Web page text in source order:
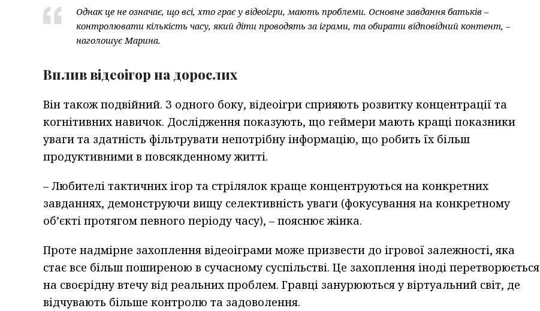
Однак це не означає, що всі, хто грає у відеоігри, мають проблеми. Основне завдання батьків –
контролювати кількість часу, який діти проводять за іграми, та обирати відповідний контент, –
наголошує Марина.
Вплив відеоігор на дорослих
Він також подвійний. З одного боку, відеоігри сприяють розвитку концентрації та
когнітивних навичок. Дослідження показують, що геймери мають кращі показники
уваги та здатність фільтрувати непотрібну інформацію, що робить їх більш
продуктивними в повсякденному житті.
– Любителі тактичних ігор та стрілялок краще концентруються на конкретних
завданнях, демонструючи вищу селективність уваги (фокусування на конкретному
об’єкті протягом певного періоду часу), – пояснює жінка.
Проте надмірне захоплення відеоіграми може призвести до ігрової залежності, яка
стає все більш поширеною в сучасному суспільстві. Це захоплення іноді перетворюється
на своєрідну втечу від реальних проблем. Гравці занурюються у віртуальний світ, де
відчувають більше контролю та задоволення.